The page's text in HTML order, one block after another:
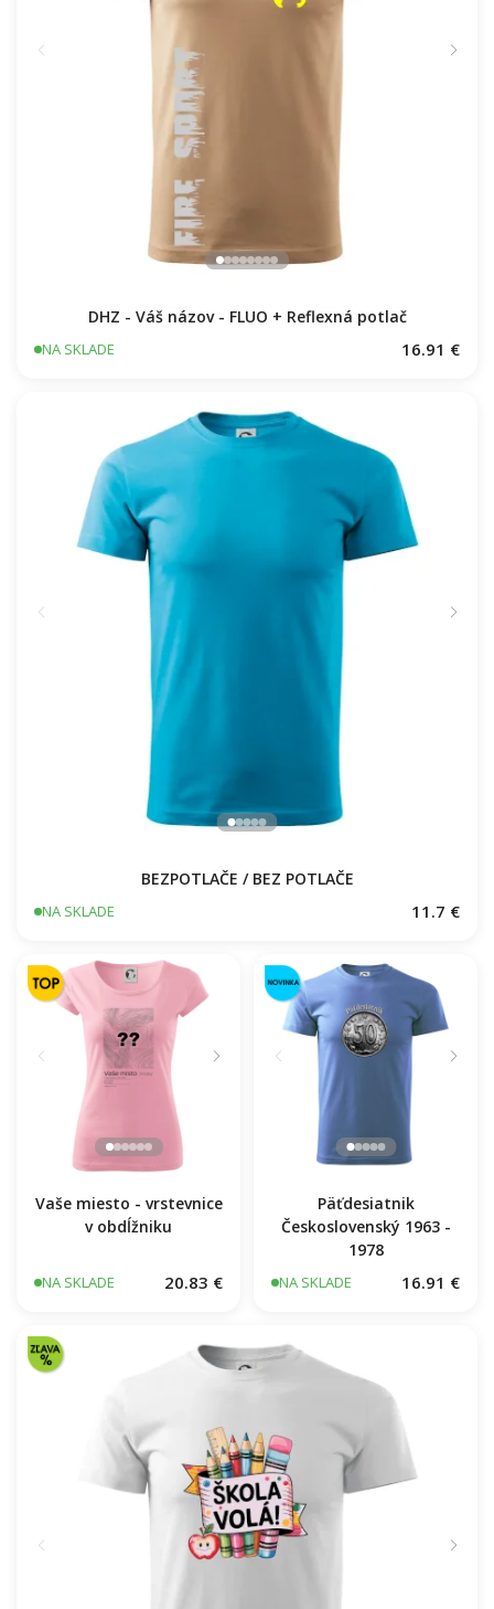
DHZ - Váš názov - FLUO + Reflexná potlač
NA SKLADE 16.91 €
BEZPOTLAČE / BEZ POTLAČE
NA SKLADE 11.7 €
Vaše miesto - vrstevnice
v obdĺžniku
NA SKLADE 20.83 €
Päťdesiatnik
Československý 1963 -
1978
NA SKLADE 16.91 €